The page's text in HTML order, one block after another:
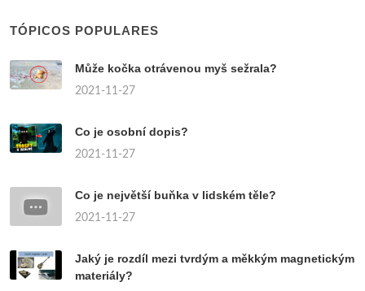
TÓPICOS POPULARES
Může kočka otrávenou myš sežrala?
2021-11-27
Co je osobní dopis?
2021-11-27
Co je největší buňka v lidském těle?
2021-11-27
Jaký je rozdíl mezi tvrdým a měkkým magnetickým
materiály?